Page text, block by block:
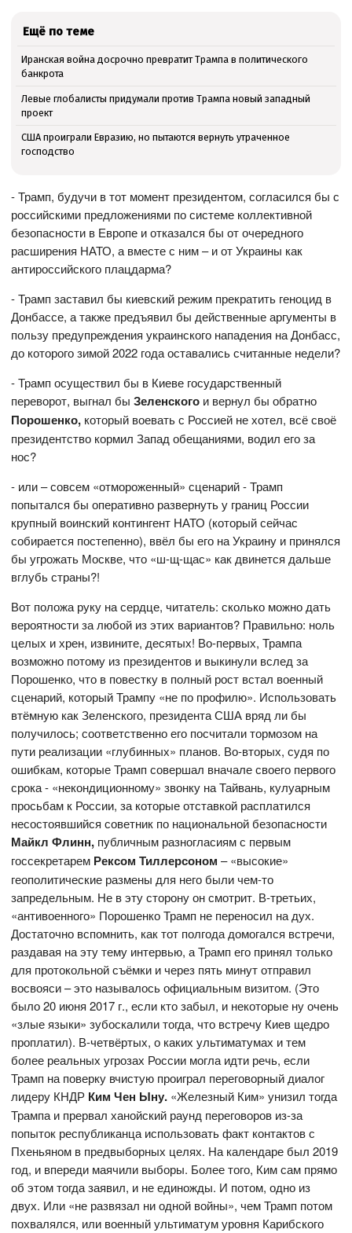
Ещё по теме
Иранская война досрочно превратит Трампа в политического
банкрота
Левые глобалисты придумали против Трампа новый западный
проект
США проиграли Евразию, но пытаются вернуть утраченное
господство
- Трамп, будучи в тот момент президентом, согласился бы с
российскими предложениями по системе коллективной
безопасности в Европе и отказался бы от очередного
расширения НАТО, а вместе с ним – и от Украины как
антироссийского плацдарма?
- Трамп заставил бы киевский режим прекратить геноцид в
Донбассе, а также предъявил бы действенные аргументы в
пользу предупреждения украинского нападения на Донбасс,
до которого зимой 2022 года оставались считанные недели?
- Трамп осуществил бы в Киеве государственный
переворот, выгнал быЗеленского и вернул бы обратно
Порошенко, который воевать с Россией не хотел, всё своё
президентство кормил Запад обещаниями, водил его за
нос?
- или – совсем «отмороженный» сценарий - Трамп
попытался бы оперативно развернуть у границ России
крупный воинский контингент НАТО (который сейчас
собирается постепенно), ввёл бы его на Украину и принялся
бы угрожать Москве, что «ш-щ-щас» как двинется дальше
вглубь страны?!
Вот положа руку на сердце, читатель: сколько можно дать
вероятности за любой из этих вариантов? Правильно: ноль
целых и хрен, извините, десятых! Во-первых, Трампа
возможно потому из президентов и выкинули вслед за
Порошенко, что в повестку в полный рост встал военный
сценарий, который Трампу «не по профилю». Использовать
втёмную как Зеленского, президента США вряд ли бы
получилось; соответственно его посчитали тормозом на
пути реализации «глубинных» планов. Во-вторых, судя по
ошибкам, которые Трамп совершал вначале своего первого
срока - «некондиционному» звонку на Тайвань, кулуарным
просьбам к России, за которые отставкой расплатился
несостоявшийся советник по национальной безопасности
Майкл Флинн, публичным разногласиям с первым
госсекретарем Рексом Тиллерсоном – «высокие»
геополитические размены для него были чем-то
запредельным. Не в эту сторону он смотрит. В-третьих,
«антивоенного» Порошенко Трамп не переносил на дух.
Достаточно вспомнить, как тот полгода домогался встречи,
раздавая на эту тему интервью, а Трамп его принял только
для протокольной съёмки и через пять минут отправил
восвояси – это называлось официальным визитом. (Это
было 20 июня 2017 г., если кто забыл, и некоторые ну очень
«злые языки» зубоскалили тогда, что встречу Киев щедро
проплатил). В-четвёртых, о каких ультиматумах и тем
более реальных угрозах России могла идти речь, если
Трамп на поверку вчистую проиграл переговорный диалог
лидеру КНДР Ким Чен Ыну. «Железный Ким» унизил тогда
Трампа и прервал ханойский раунд переговоров из-за
попыток республиканца использовать факт контактов с
Пхеньяном в предвыборных целях. На календаре был 2019
год, и впереди маячили выборы. Более того, Ким сам прямо
об этом тогда заявил, и не единожды. И потом, одно из
двух. Или «не развязал ни одной войны», чем Трамп потом
похвалялся, или военный ультиматум уровня Карибского